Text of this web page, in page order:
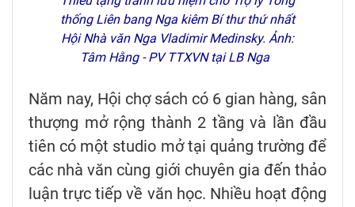
thống Liên bang Nga kiêm Bí thư thứ nhất
Hội Nhà văn Nga Vladimir Medinsky. Ảnh:
Tâm Hằng - PV TTXVN tại LB Nga
Năm nay, Hội chợ sách có 6 gian hàng, sân
thượng mở rộng thành 2 tầng và lần đầu
tiên có một studio mở tại quảng trường để
các nhà văn cùng giới chuyên gia đến thảo
luận trực tiếp về văn học. Nhiều hoạt động